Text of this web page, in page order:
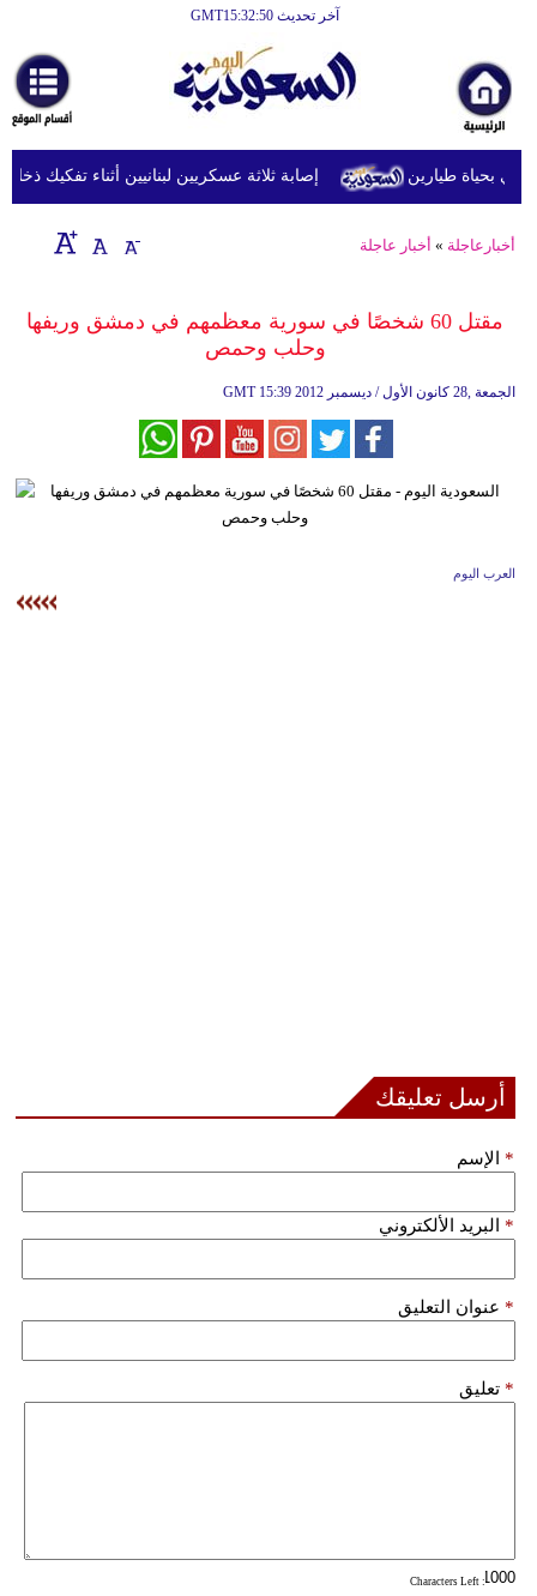
آخر تحديث GMT15:32:50
أخبارعاجلة
رياضة
ثقافة
إقتصاد
وموسيقى
ديكور
فيديو
إصابة ثلاثة عسكريين لبنانيين أثناء تفكيك ذخائر بحياة طيارين
أخبارعاجلة » أخبار عاجلة
مقتل 60 شخصًا في سورية معظمهم في دمشق وريفها
وحلب وحمص
GMT 15:39 2012 الجمعة ,28 كانون الأول / ديسمبر
العرب اليوم
أرسل تعليقك
الإسم *
البريد الألكتروني *
عنوان التعليق *
تعليق *
: Characters Left